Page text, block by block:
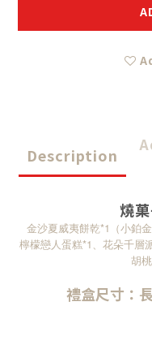
Description
燒
金沙夏威夷餅乾*1 （小鉑
檸檬戀人蛋糕*1 、花朵千層
胡
禮盒尺寸：